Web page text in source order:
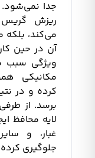
جدا نمی‌شود.
ریزش گریس
می‌کند،
آن در حین
ویژگی سبب
مکانیکی
کرده و در
برسد. از
لایه محافظ
غبار، و
جلوگیری